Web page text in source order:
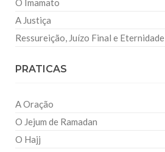
O Imamato
A Justiça
Ressureição, Juízo Final e Eternidade
PRATICAS
A Oração
O Jejum de Ramadan
O Hajj